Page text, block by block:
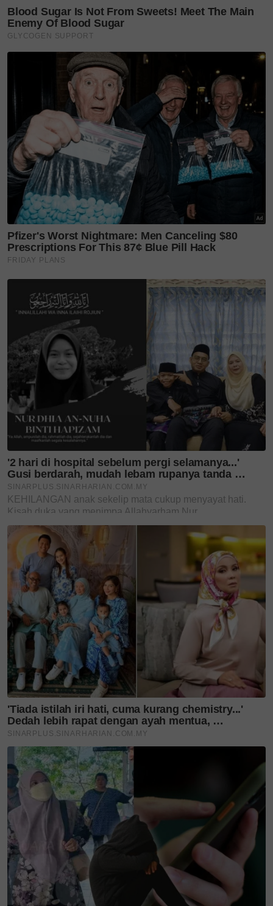
IJMAL
NALA NANA
Teruskan membaca
Mewah & kontemporari,
Runway Batik 2026 angkat
keindahan...
Usia 74 tahun bukan
penghalang, Tunku Puteri
Jawahir...
Selepas 3 tahun, BOKITTA
kembali ke Alamanda
Putrajaya,...
Pesona Princess Collection
cetusan Tengku Zatashah
serlah...